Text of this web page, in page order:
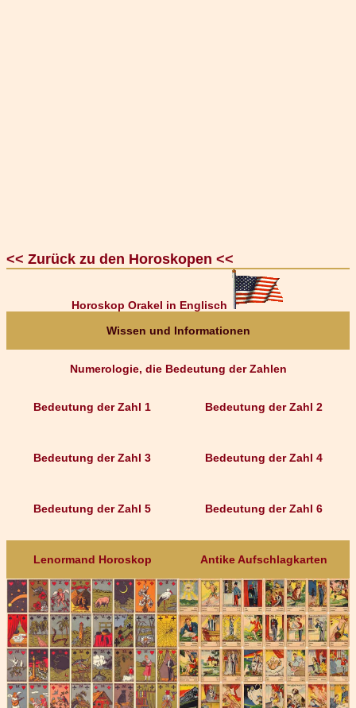
<< Zurück zu den Horoskopen <<
Horoskop Orakel in Englisch
Wissen und Informationen
Numerologie, die Bedeutung der Zahlen
Bedeutung der Zahl 1
Bedeutung der Zahl 3
Bedeutung der Zahl 5
Bedeutung der Zahl 2
Bedeutung der Zahl 4
Bedeutung der Zahl 6
Lenormand Horoskop Antike Aufschlagkarten